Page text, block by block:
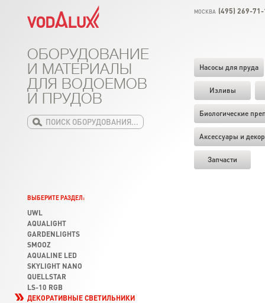
МОСКВА (495) 269-
Насосы для пруда
Изливы
Биологические
Аксессуары и декор
Запчасти
ОБОРУДОВАНИЕ
И МАТЕРИАЛЫ
ДЛЯ ВОДОЕМОВ
И ПРУДОВ
ВЫБЕРИТЕ РАЗДЕЛ:
UWL
AQUALIGHT
GARDENLIGHTS
SMOOZ
AQUALINE LED
SKYLIGHT NANO
QUELLSTAR
LS-10 RGB
ДЕКОРАТИВНЫЕ СВЕТИЛЬНИКИ